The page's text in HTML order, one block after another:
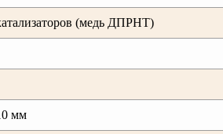
(медь ДПРНТ)
мм